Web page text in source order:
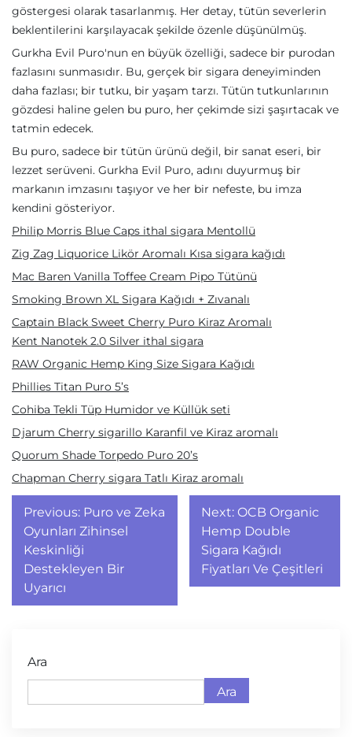
göstergesi olarak tasarlanmış. Her detay, tütün severlerin
beklentilerini karşılayacak şekilde özenle düşünülmüş.
Gurkha Evil Puro'nun en büyük özelliği, sadece bir purodan
fazlasını sunmasıdır. Bu, gerçek bir sigara deneyiminden
daha fazlası; bir tutku, bir yaşam tarzı. Tütün tutkunlarının
gözdesi haline gelen bu puro, her çekimde sizi şaşırtacak ve
tatmin edecek.
Bu puro, sadece bir tütün ürünü değil, bir sanat eseri, bir
lezzet serüveni. Gurkha Evil Puro, adını duyurmuş bir
markanın imzasını taşıyor ve her bir nefeste, bu imza
kendini gösteriyor.
Philip Morris Blue Caps ithal sigara Mentollü
Zig Zag Liquorice Likör Aromalı Kısa sigara kağıdı
Mac Baren Vanilla Toffee Cream Pipo Tütünü
Smoking Brown XL Sigara Kağıdı + Zıvanalı
Captain Black Sweet Cherry Puro Kiraz Aromalı
Kent Nanotek 2.0 Silver ithal sigara
RAW Organic Hemp King Size Sigara Kağıdı
Phillies Titan Puro 5’s
Cohiba Tekli Tüp Humidor ve Küllük seti
Djarum Cherry sigarillo Karanfil ve Kiraz aromalı
Quorum Shade Torpedo Puro 20’s
Chapman Cherry sigara Tatlı Kiraz aromalı
Yazı
gezinmesi
Previous: Puro ve Zeka
Oyunları Zihinsel
Keskinliği
Destekleyen Bir
Uyarıcı
Next: OCB Organic
Hemp Double
Sigara Kağıdı
Fiyatları Ve Çeşitleri
Ara
Ara